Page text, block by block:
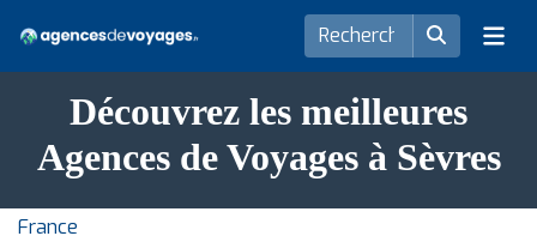
Découvrez les meilleures
Agences de Voyages à Sèvres
France